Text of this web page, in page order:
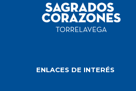
ENLACES DE INTERÉS